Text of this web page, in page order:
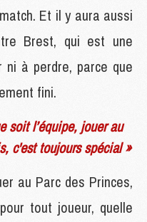
Et il y aura aussi
Brest, qui est une
à perdre, parce que
fini.
soit l’équipe, jouer au
c'est toujours spécial »
au Parc des Princes,
tout joueur, quelle